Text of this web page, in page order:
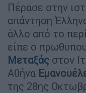
Πέρασε στην
απάντηση
άλλο από το
είπε ο
Μεταξάς στον
Αθήνα
της 28ης